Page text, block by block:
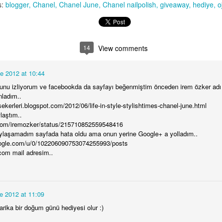
blogger Chanel Chanel June Chanel nailpolish giveaway hediye
14 View comments
2012 at 10:44
izliyorum ve facebookda da sayfayı beğenmiştim önceden irem özker
2012/06/life-in-style-stylishtimes-chanel-june.html
iremozker/status/215710852559548416
sayfada hata oldu ama onun yerine Google+ a yolladım..
u/0/102206090753074255993/posts
mail adresim..
2012 at 11:09
bir doğum günü hediyesi olur :)
yapmadan duramayan biri için Bougatsa'yı yani Selanik Böreğini
yaza kadar denememiş olmak gerçekten çok ilginç; Selanik'e gittiğim
düşünülürse. Bu efsane lezzeti aslında Yunanistan'da kahvaltıda
baklava hamuru girince yaklaşık 20 tarif okudum izledim ve
her zamanki gibi kendi tarifimi yazdım, yaptım ve sonuç
dolayı size verdiğim tarif, benim yaptığımın iyileştirilmiş
Şimdiden afiyet olsun.
31
Weekends at Home
somewhere close by to enjoy beach and time
in the past years. This summer however, due to my
schedule in the 1st half of the year, I felt like staying in
home after a holiday abroad :) If you also spend the
Summer Makeup with Rihanna's Fenty